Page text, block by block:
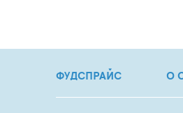
ФУДСПРАЙС О